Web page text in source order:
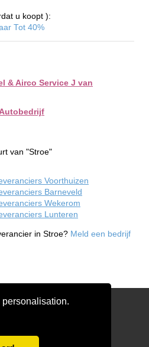
u koopt ):
Tot 40%‎
& Airco Service J van
van "Stroe"
Voorthuizen
Barneveld
Wekerom
Lunteren
in Stroe? Meld een bedrijf